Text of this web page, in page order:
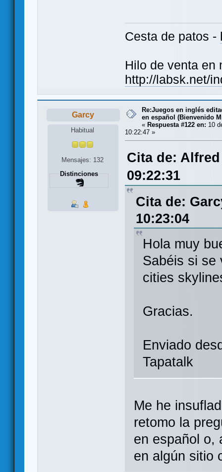
Cesta de patos -
Hilo de venta en
http://labsk.net/
Garcy
Habitual
Mensajes: 132
Distinciones
Re:Juegos en inglés
en español (Bienvenido
« Respuesta #122 en: 10
10:22:47 »
Cita de:
09:22:31
Cita de:
10:23:04
Hola muy
Sabéis si se
cities
Gracias.
Enviado
Tapatalk
Me he
retomo la
en español o,
en algún sitio